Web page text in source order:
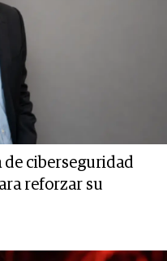
ciberseguridad
reforzar su